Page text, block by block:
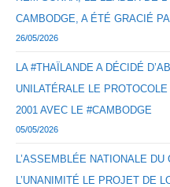
CAMBODGE, A ÉTÉ GRACIÉ
26/05/2026
LA #THAÏLANDE A DÉCIDÉ
UNILATÉRALE LE
2001 AVEC LE #CAMBODGE
05/05/2026
L’ASSEMBLÉE NATIONALE
L’UNANIMITÉ LE PROJET DE